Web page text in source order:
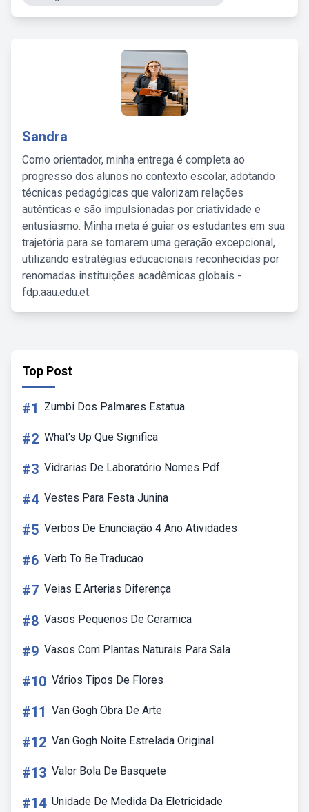
Sandra
Como orientador, minha entrega é completa ao
progresso dos alunos no contexto escolar, adotando
técnicas pedagógicas que valorizam relações
autênticas e são impulsionadas por criatividade e
entusiasmo. Minha meta é guiar os estudantes em sua
trajetória para se tornarem uma geração excepcional,
utilizando estratégias educacionais reconhecidas por
renomadas instituições acadêmicas globais -
fdp.aau.edu.et.
Top Post
#1 Zumbi Dos Palmares Estatua
#2 What's Up Que Significa
#3 Vidrarias De Laboratório Nomes Pdf
#4 Vestes Para Festa Junina
#5 Verbos De Enunciação 4 Ano Atividades
#6 Verb To Be Traducao
#7 Veias E Arterias Diferença
#8 Vasos Pequenos De Ceramica
#9 Vasos Com Plantas Naturais Para Sala
#10 Vários Tipos De Flores
#11 Van Gogh Obra De Arte
#12 Van Gogh Noite Estrelada Original
#13 Valor Bola De Basquete
#14 Unidade De Medida Da Eletricidade